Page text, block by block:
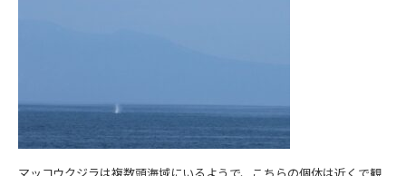
マッコウクジラは複数頭海域にいるようで、こちらの個体は近くで観